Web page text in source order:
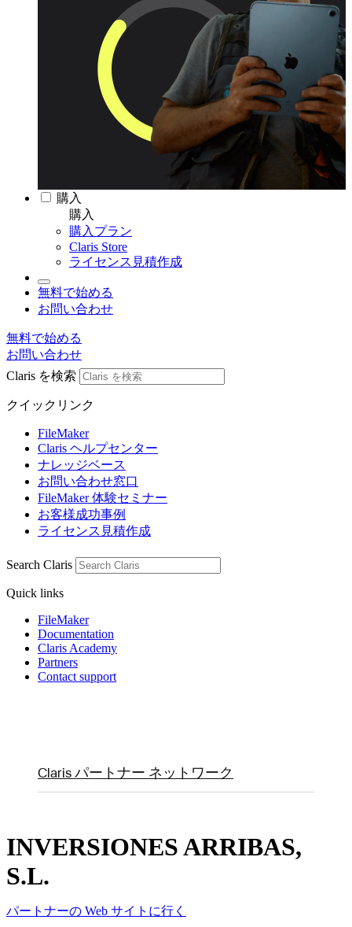
購入
購入
購入プラン
Claris Store
ライセンス見積作成
無料で始める
お問い合わせ
無料で始める
お問い合わせ
Claris を検索
クイックリンク
FileMaker
Claris ヘルプセンター
ナレッジベース
お問い合わせ窓口
FileMaker 体験セミナー
お客様成功事例
ライセンス見積作成
Search Claris
Quick links
FileMaker
Documentation
Claris Academy
Partners
Contact support
Claris パートナー ネットワーク
INVERSIONES ARRIBAS,
S.L.
パートナーの Web サイトに行く